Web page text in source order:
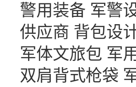
警用装备 军警
供应商 背包设
军体文旅包 军
双肩背式枪袋